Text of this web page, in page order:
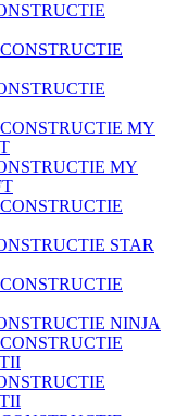
MY
STAR
NINJA